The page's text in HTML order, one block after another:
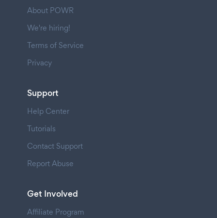
About POWR
We're hiring!
Terms of Service
Privacy
Support
Help Center
Tutorials
Contact Support
Report Abuse
Get Involved
Affiliate Program